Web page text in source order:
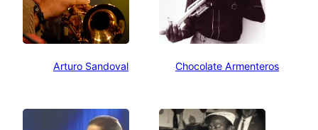
Arturo Sandoval Chocolate Armenteros